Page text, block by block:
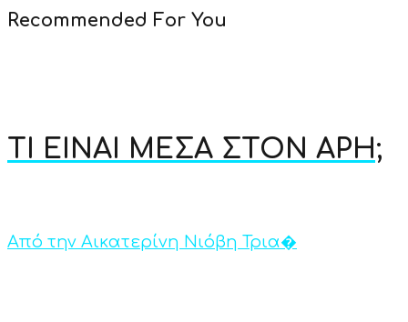
Recommended For You
ΤΙ ΕΙΝΑΙ ΜΕΣΑ ΣΤΟΝ ΑΡΗ;
Από την Αικατερίνη Νιόβη Τρια�